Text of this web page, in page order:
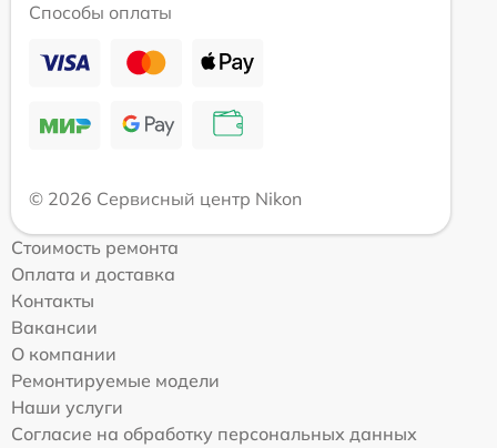
Способы оплаты
© 2026 Сервисный центр Nikon
Стоимость ремонта
Оплата и доставка
Контакты
Вакансии
О компании
Ремонтируемые модели
Наши услуги
Согласие на обработку персональных данных